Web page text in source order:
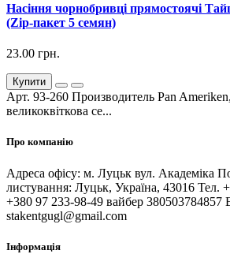
Насіння чорнобривці прямостоячі
(Zip-пакет 5 семян)
23.00 грн.
Купити
Арт. 93-260 Производитель Pan
великоквіткова се...
Про компанію
Адреса офісу: м. Луцьк вул. Академіка
листування: Луцьк, Україна, 43016 Тел.
+380 97 233-98-49 вайбер 380503784857
stakentgugl@gmail.com
Інформація